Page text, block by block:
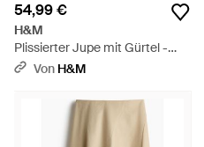
54,99 €
H&M
Plissierter Jupe mit Gürtel -
WeißVon H&M